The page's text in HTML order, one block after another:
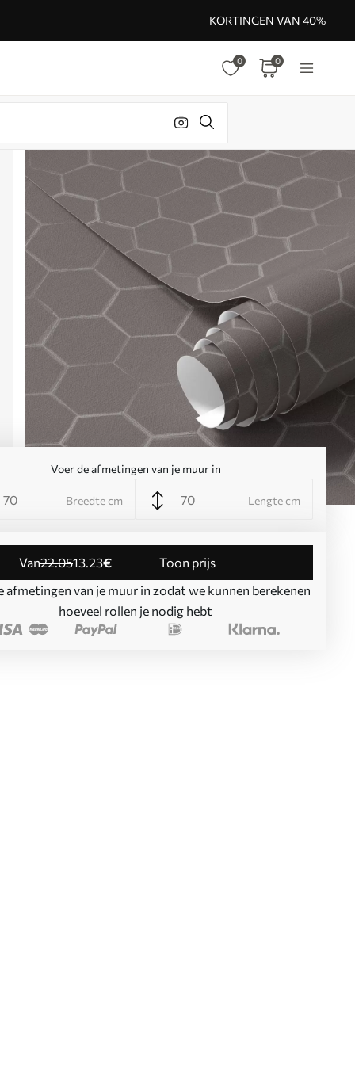
KORTINGEN VAN 40%
0 0
Voer de afmetingen van je muur in
Breedte cm Lengte cm
Van22.0513.23€
Toon prijs
afmetingen van je muur in zodat we kunnen berekenen
hoeveel rollen je nodig hebt